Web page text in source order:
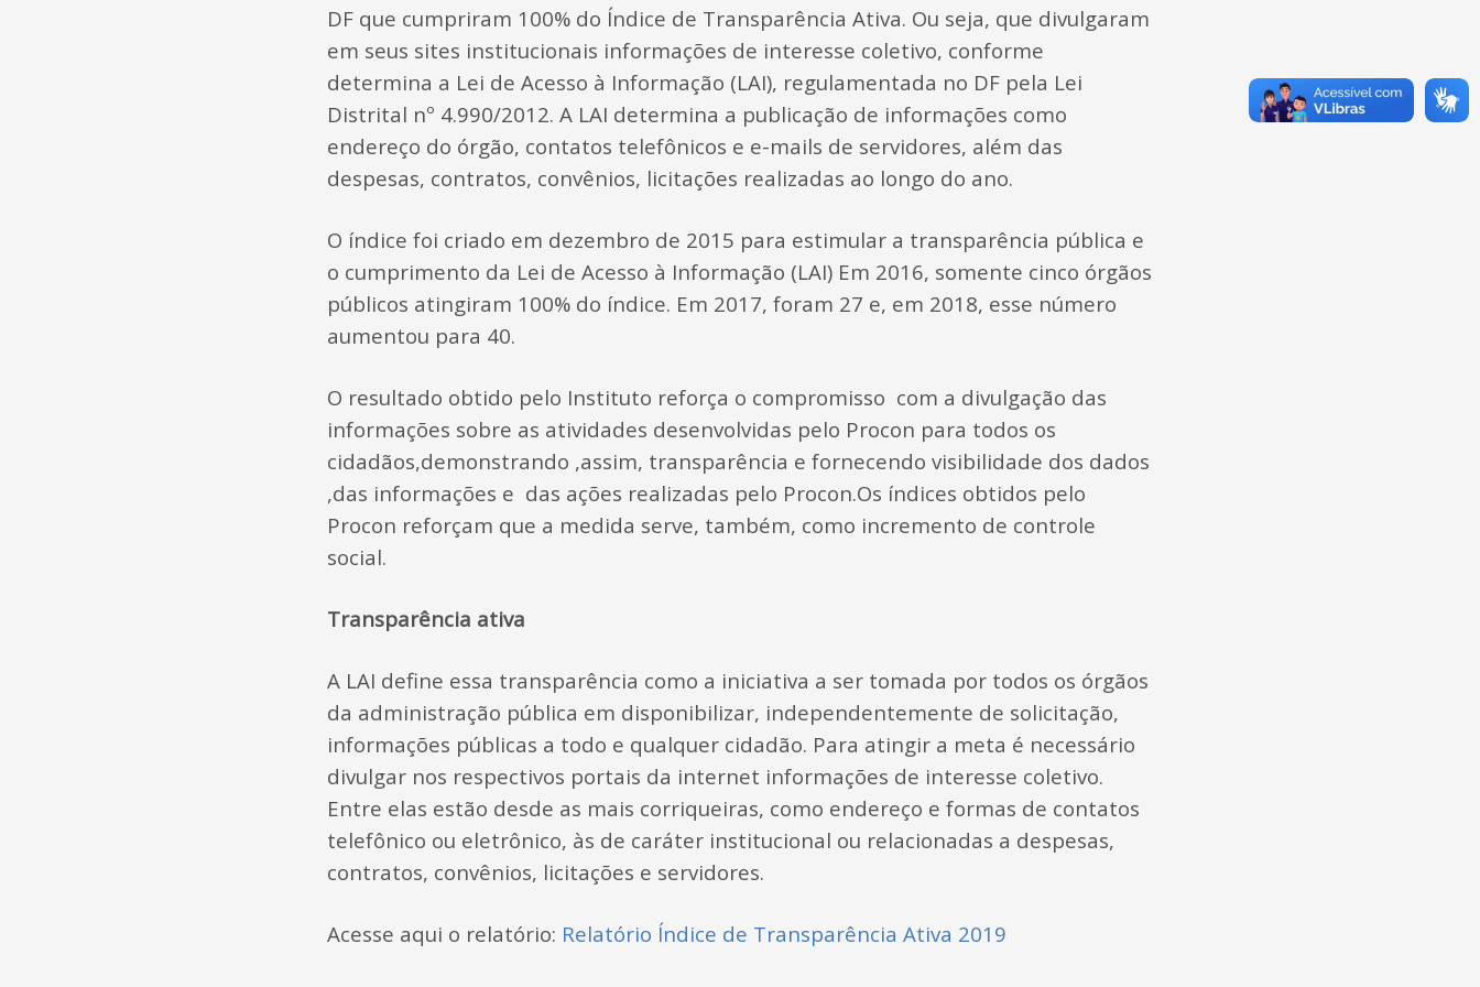
DF que cumpriram 100% do Índice de Transparência Ativa. Ou seja, que divulgaram
em seus sites institucionais informações de interesse coletivo, conforme
determina a Lei de Acesso à Informação (LAI), regulamentada no DF pela Lei
Distrital nº 4.990/2012. A LAI determina a publicação de informações como
endereço do órgão, contatos telefônicos e e-mails de servidores, além das
despesas, contratos, convênios, licitações realizadas ao longo do ano.
O índice foi criado em dezembro de 2015 para estimular a transparência pública e
o cumprimento da Lei de Acesso à Informação (LAI) Em 2016, somente cinco órgãos
públicos atingiram 100% do índice. Em 2017, foram 27 e, em 2018, esse número
aumentou para 40.
O resultado obtido pelo Instituto reforça o compromisso com a divulgação das
informações sobre as atividades desenvolvidas pelo Procon para todos os
cidadãos,demonstrando ,assim, transparência e fornecendo visibilidade dos dados
,das informações e das ações realizadas pelo Procon.Os índices obtidos pelo
Procon reforçam que a medida serve, também, como incremento de controle
social.
Transparência ativa
A LAI define essa transparência como a iniciativa a ser tomada por todos os órgãos
da administração pública em disponibilizar, independentemente de solicitação,
informações públicas a todo e qualquer cidadão. Para atingir a meta é necessário
divulgar nos respectivos portais da internet informações de interesse coletivo.
Entre elas estão desde as mais corriqueiras, como endereço e formas de contatos
telefônico ou eletrônico, às de caráter institucional ou relacionadas a despesas,
contratos, convênios, licitações e servidores.
Acesse aqui o relatório: Relatório Índice de Transparência Ativa 2019